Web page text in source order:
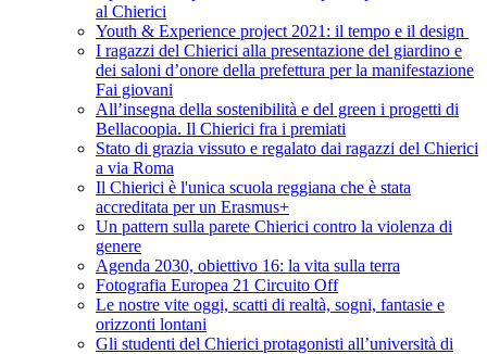
al Chierici
Youth & Experience project 2021: il tempo e il design
I ragazzi del Chierici alla presentazione del giardino e
dei saloni d’onore della prefettura per la manifestazione
Fai giovani
All’insegna della sostenibilità e del green i progetti di
Bellacoopia. Il Chierici fra i premiati
Stato di grazia vissuto e regalato dai ragazzi del Chierici
a via Roma
Il Chierici è l'unica scuola reggiana che è stata
accreditata per un Erasmus+
Un pattern sulla parete Chierici contro la violenza di
genere
Agenda 2030, obiettivo 16: la vita sulla terra
Fotografia Europea 21 Circuito Off
Le nostre vite oggi, scatti di realtà, sogni, fantasie e
orizzonti lontani
Gli studenti del Chierici protagonisti all’università di